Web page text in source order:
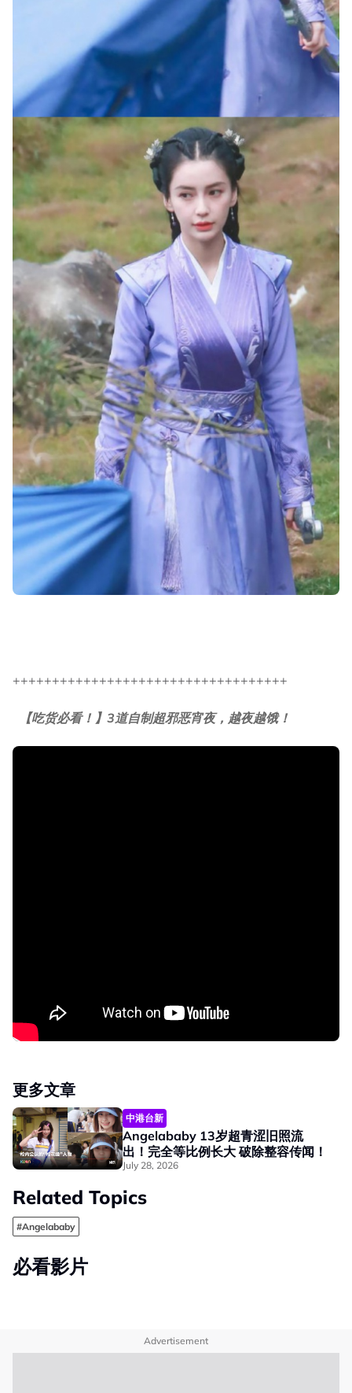
+++++++++++++++++++++++++++++++++++
【吃货必看！】3道自制超邪恶宵夜，越夜越饿！
更多文章
中港台新
Angelababy 13岁超青涩旧照流
出！完全等比例长大 破除整容传闻！
July 28, 2026
Related Topics
#Angelababy
必看影片
Advertisement